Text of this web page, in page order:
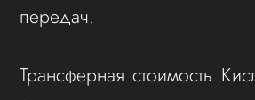
передач.
Трансферная стоимость